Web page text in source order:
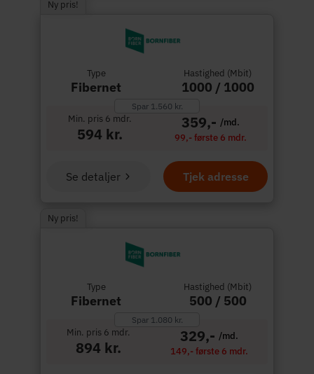
Ny pris!
Type
Fibernet
Hastighed (Mbit)
1000 / 1000
Spar 1.560 kr.
Min. pris 6 mdr.
594 kr.
359,- /md.
99,- første 6 mdr.
Tjek adresse
Se detaljer
Ny pris!
Type
Fibernet
Hastighed (Mbit)
500 / 500
Spar 1.080 kr.
Min. pris 6 mdr.
894 kr.
329,- /md.
149,- første 6 mdr.